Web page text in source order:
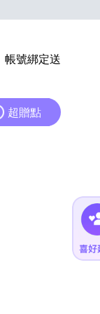
帳號綁定送
超贈點